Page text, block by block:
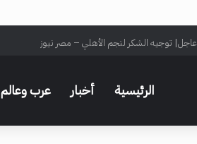
عاجل| توجيه الشكر لنجم الأهلي – مصر نيوز
الرئيسية أخبار عرب وعالم